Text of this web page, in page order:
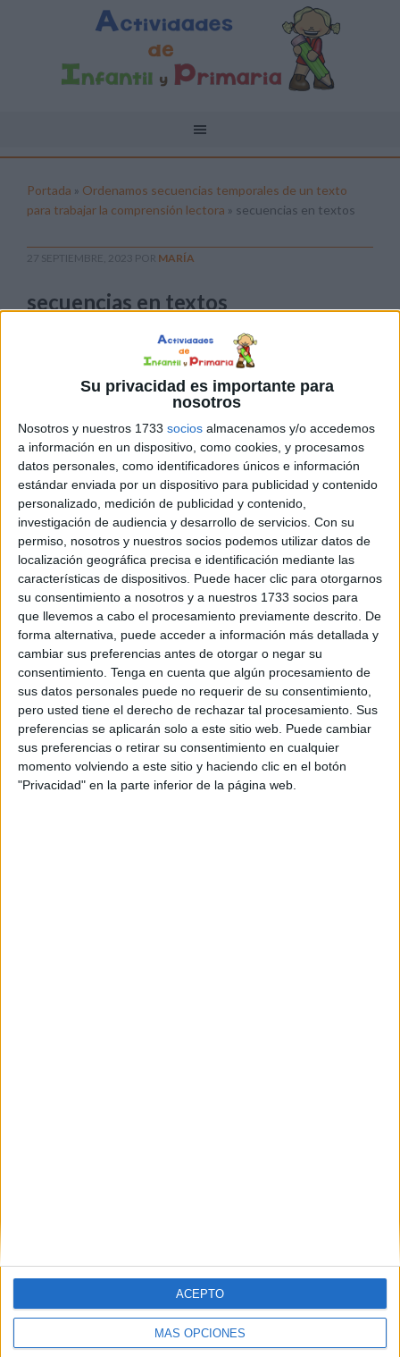
Su privacidad es importante para
nosotros
Nosotros y nuestros 1733 socios almacenamos y/o accedemos
a información en un dispositivo, como cookies, y procesamos
datos personales, como identificadores únicos e información
estándar enviada por un dispositivo para publicidad y contenido
personalizado, medición de publicidad y contenido,
investigación de audiencia y desarrollo de servicios. Con su
permiso, nosotros y nuestros socios podemos utilizar datos de
localización geográfica precisa e identificación mediante las
características de dispositivos. Puede hacer clic para otorgarnos
su consentimiento a nosotros y a nuestros 1733 socios para
que llevemos a cabo el procesamiento previamente descrito. De
forma alternativa, puede acceder a información más detallada y
cambiar sus preferencias antes de otorgar o negar su
consentimiento. Tenga en cuenta que algún procesamiento de
sus datos personales puede no requerir de su consentimiento,
pero usted tiene el derecho de rechazar tal procesamiento. Sus
preferencias se aplicarán solo a este sitio web. Puede cambiar
sus preferencias o retirar su consentimiento en cualquier
momento volviendo a este sitio y haciendo clic en el botón
"Privacidad" en la parte inferior de la página web.
MÁS OPCIONES
ACEPTO
Portada » Ordenamos secuencias temporales de un texto
para trabajar la comprensión lectora » secuencias en textos
27 SEPTIEMBRE, 2023 POR MARÍA
secuencias en textos
Pulsa sobre el enlace para descargar el
secuencias en textos
SUSCRIBETE
LO MÁS VISITADO